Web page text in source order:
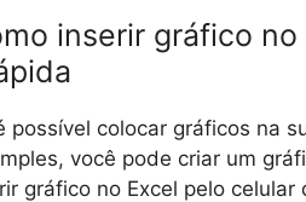
inserir gráfico
possível colocar gráficos na
você pode criar um
gráfico no Excel pelo celular